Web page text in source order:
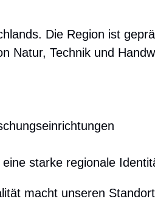
Die Region ist
Natur, Technik und
starke regionale
macht unseren